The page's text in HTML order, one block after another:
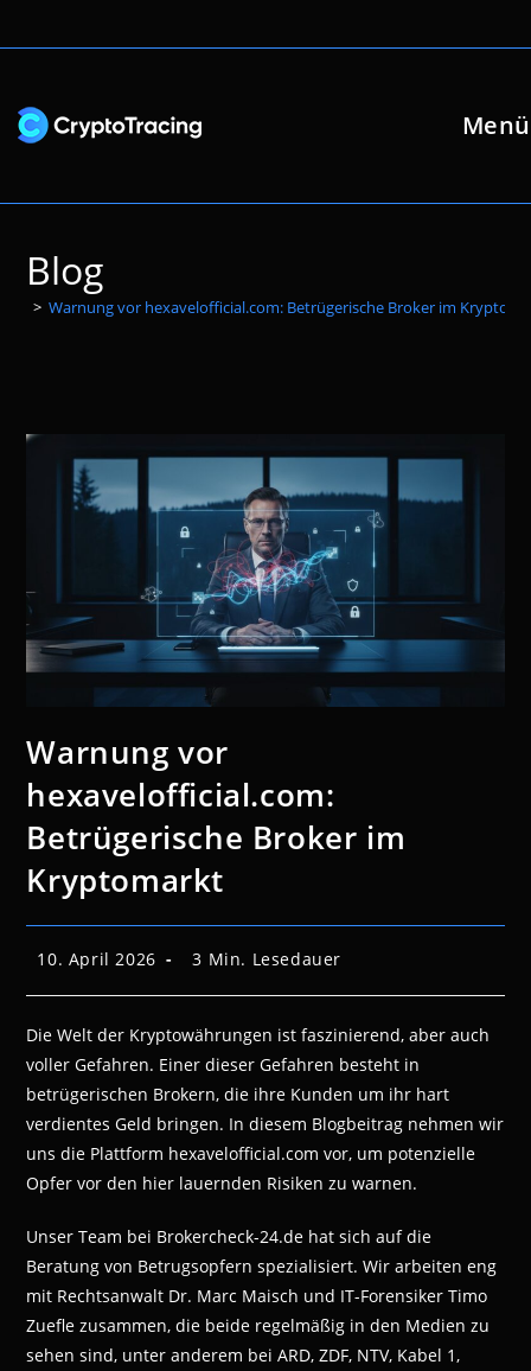
Inhalt
Menü
Blog
> Warnung vor hexavelofficial.com: Betrügerische Broker im
Warnung vor
hexavelofficial.com:
Betrügerische Broker im
Kryptomarkt
Beitrag
10. April 2026 Lesedauer:
3 Min. Lesedauer
Die Welt der Kryptowährungen ist faszinierend, aber auch
voller Gefahren. Einer dieser Gefahren besteht in
betrügerischen Brokern, die ihre Kunden um ihr hart
verdientes Geld bringen. In diesem Blogbeitrag nehmen wir
uns die Plattform hexavelofficial.com vor, um potenzielle
Opfer vor den hier lauernden Risiken zu warnen.
Unser Team bei Brokercheck-24.de hat sich auf die
Beratung von Betrugsopfern spezialisiert. Wir arbeiten eng
mit Rechtsanwalt Dr. Marc Maisch und IT-Forensiker Timo
Zuefle zusammen, die beide regelmäßig in den Medien zu
sehen sind, unter anderem bei ARD, ZDF, NTV, Kabel 1,